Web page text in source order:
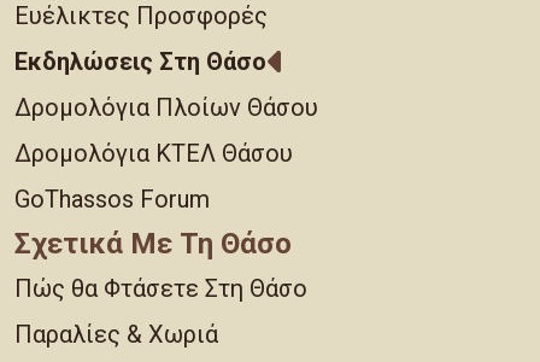
Ευέλικτες Προσφορές
Εκδηλώσεις Στη Θάσο
Δρομολόγια Πλοίων Θάσου
Δρομολόγια ΚΤΕΛ Θάσου
GoThassos Forum
Σχετικά Με Τη Θάσο
Πώς θα Φτάσετε Στη Θάσο
Παραλίες & Χωριά